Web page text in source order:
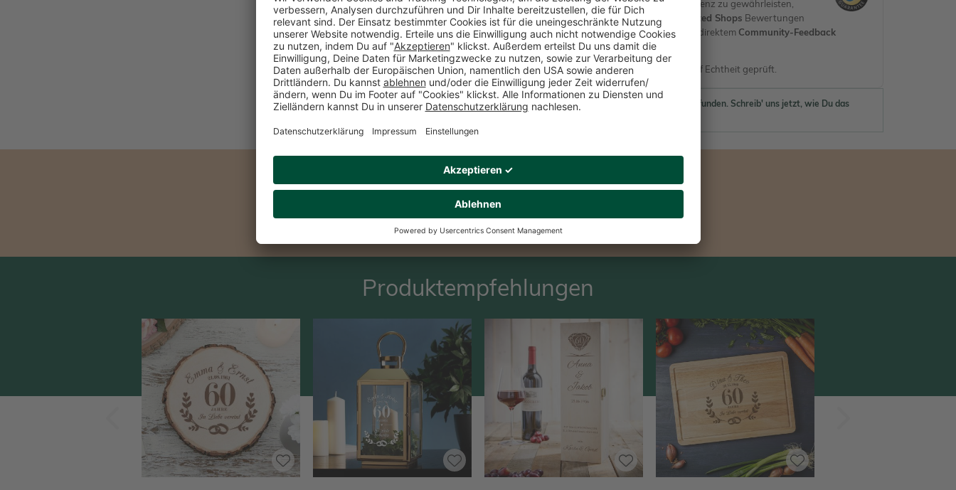
Um Vertrauen und Transparenz zu gewährleisten,
mischen wir verifizierte
Trusted Shops Bewertungen
(unabhängig verifiziert) mit direktem Community-Feedback
unserer Kunden.
Alle Rezensionen werden auf Echtheit geprüft.
Keine Bewertungen gefunden. Schreib' uns jetzt, wie Du das
Dieses Produkt gefällt Dir? Teile es!
Produktempfehlungen
Zurück